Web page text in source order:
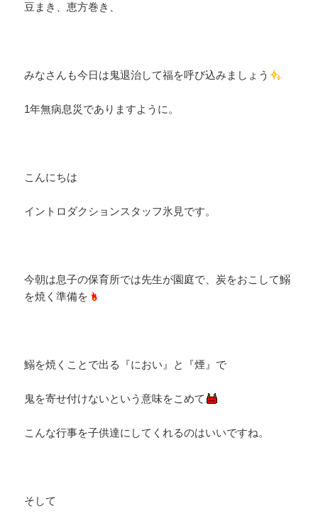
k
豆まき、恵方巻き、
みなさんも今日は鬼退治して福を呼び込みましょう
1年無病息災でありますように。
こんにちは
イントロダクションスタッフ氷見です。
今朝は息子の保育所では先生が園庭で、炭をおこして鰯
を焼く準備を
鰯を焼くことで出る『におい』と『煙』で
鬼を寄せ付けないという意味をこめて
こんな行事を子供達にしてくれるのはいいですね。
そして